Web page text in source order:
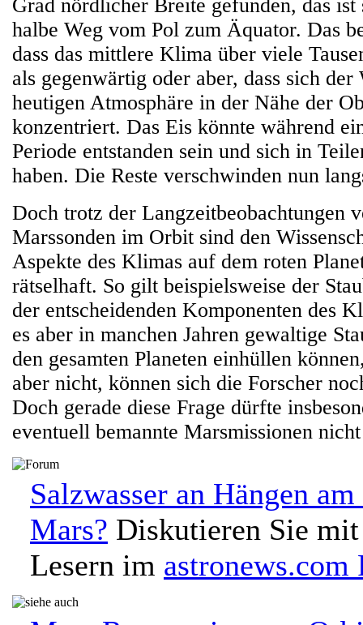
Grad nördlicher Breite gefunden, das ist
halbe Weg vom Pol zum Äquator. Das
dass das mittlere Klima über viele
als gegenwärtig oder aber, dass sich
heutigen Atmosphäre in der Nähe der
konzentriert. Das Eis könnte während
Periode entstanden sein und sich in
haben. Die Reste verschwinden nun
Doch trotz der Langzeitbeobachtungen
Marssonden im Orbit sind den
Aspekte des Klimas auf dem roten
rätselhaft. So gilt beispielsweise der
der entscheidenden Komponenten des
es aber in manchen Jahren gewaltige
den gesamten Planeten einhüllen
aber nicht, können sich die Forscher
Doch gerade diese Frage dürfte
eventuell bemannte Marsmissionen
Salzwasser an Hängen
Mars? Diskutieren Sie mit
Lesern im astronews.com